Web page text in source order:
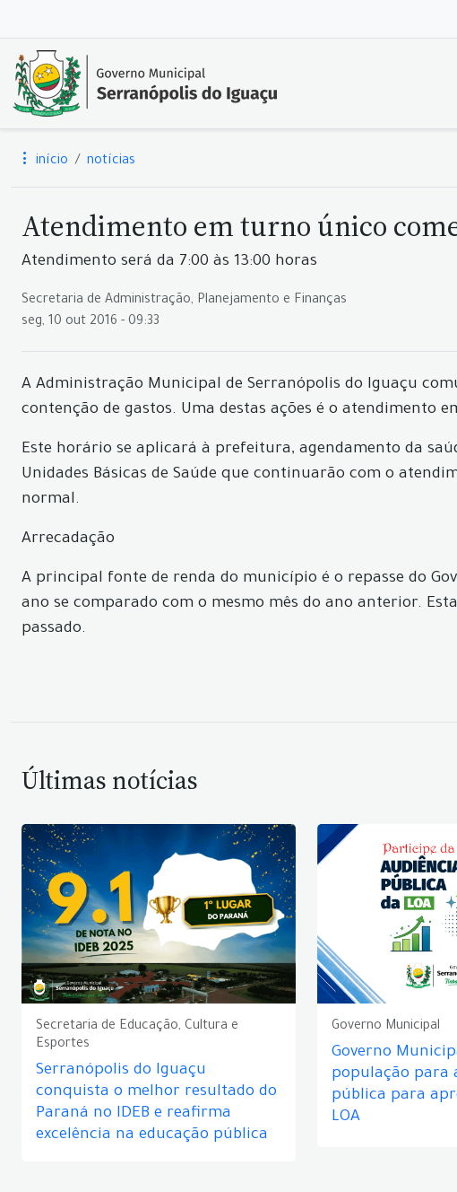
início notícias
Atendimento em turno único
Atendimento será da 7:00 às 13:00 horas
Secretaria de Administração, Planejamento e Finanças
seg, 10 out 2016 - 09:33
A Administração Municipal de Serranópolis do Iguaçu
contenção de gastos. Uma destas ações é o atendimento
Este horário se aplicará à prefeitura, agendamento da
Unidades Básicas de Saúde que continuarão com o
normal.
Arrecadação
A principal fonte de renda do município é o repasse do
ano se comparado com o mesmo mês do ano anterior.
passado.
Últimas notícias
Secretaria de Educação, Cultura e
Esportes
Serranópolis do Iguaçu
conquista o melhor resultado do
Paraná no IDEB e reafirma
excelência na educação pública
Governo Municipal
Governo
população para
pública para
LOA